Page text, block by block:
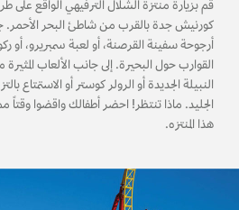
قُم بزيارة منتزة الشلال الترفيهي الواقع على
كورنيش جدة بالقرب من شاطئ البحر
أرجوحة سفينة القرصنة، أو لعبة سمبريرو، أو
القوارب حول البحيرة. إلى جانب الألعاب المثيرة
النبيلة الجديدة أو الرولر كوستر أو الاستمتاع
الجليد. ماذا تنتظر! احضر أطفالك واقضوا وقتاً
هذا المنتزه.